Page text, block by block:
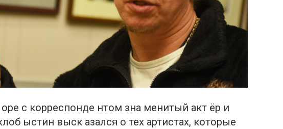
с корреспонде нтом зна менитый акт ёр и
ыстин выск азался о тех артистах, которые